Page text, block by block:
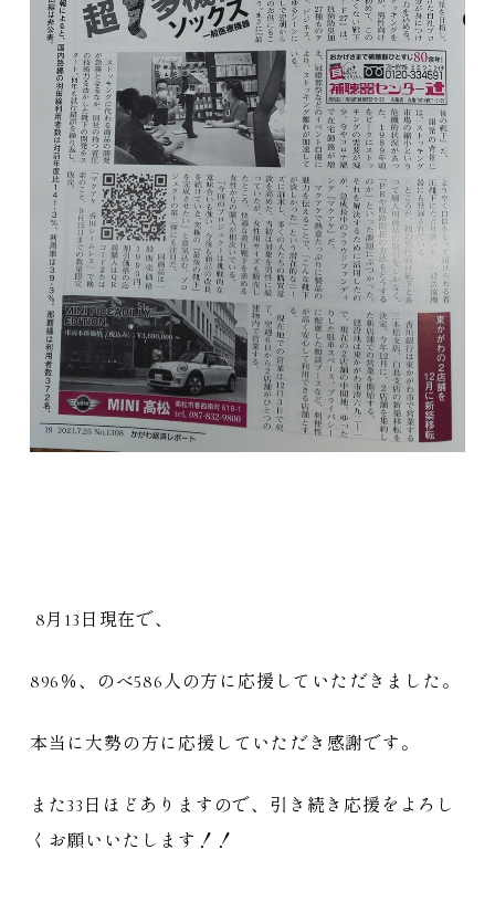
8月13日現在で、
896％、のべ586人の方に応援していただきました。
本当に大勢の方に応援していただき感謝です。
また33日ほどありますので、引き続き応援をよろし
くお願いいたします！！